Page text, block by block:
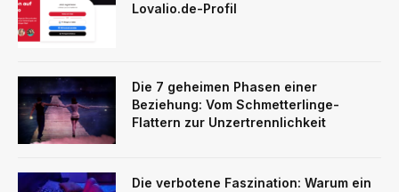
Lovalio.de-Profil
Die 7 geheimen Phasen einer
Beziehung: Vom Schmetterlinge-
Flattern zur Unzertrennlichkeit
Die verbotene Faszination: Warum ein